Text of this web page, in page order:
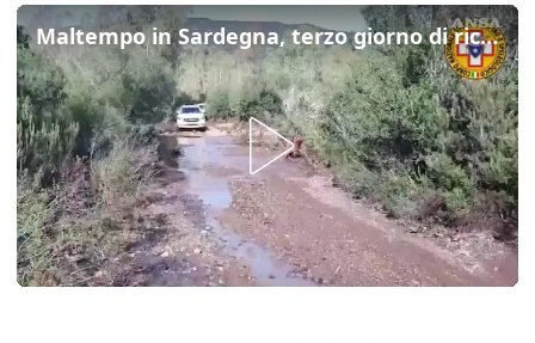
Maltempo in Sardegna, terzo giorno di ricerche del 41enne disperso